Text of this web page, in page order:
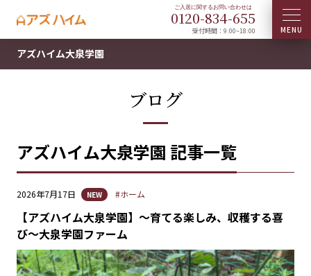
0120-834-655
受付時間：9:00~18:00
アズハイム大泉学園
ブログ
アズハイム大泉学園 記事一覧
2026年7月17日 NEW #ホーム
【アズハイム大泉学園】〜育てる楽しみ、収穫する喜
び〜大泉学園ファーム